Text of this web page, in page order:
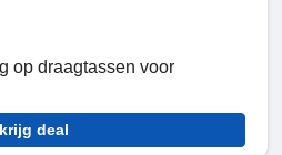
op draagtassen voor
krijg deal